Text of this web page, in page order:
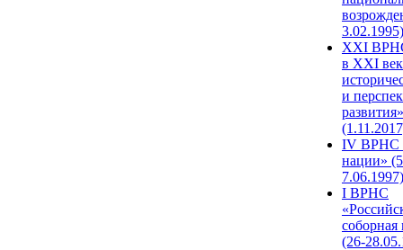
3.02.1995)
XХI
в XXI
и
развития»
IV ВРНС
нации»
7.06.1997)
I ВРНС
(26-